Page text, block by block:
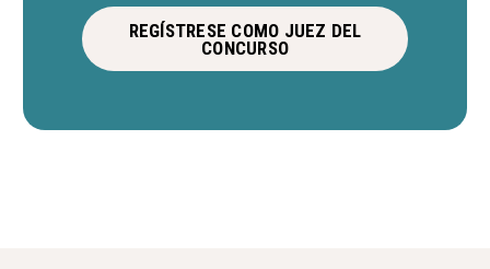
REGÍSTRESE COMO JUEZ DEL
CONCURSO